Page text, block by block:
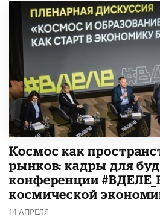
Космос как
рынков: кадры для
конференции
космической
14 АПРЕЛЯ